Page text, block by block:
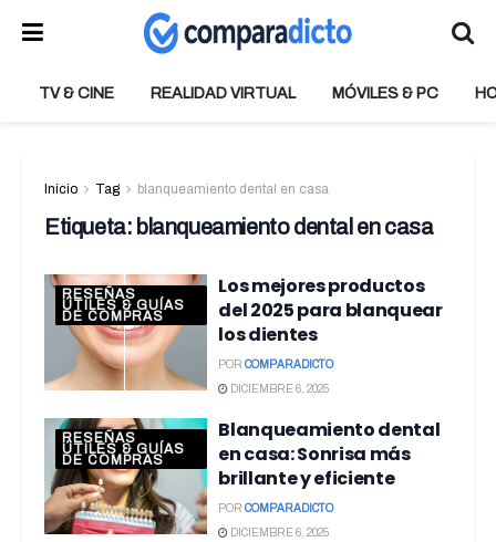
TV & CINE REALIDAD VIRTUAL MÓVILES & PC
Inicio Tag blanqueamiento dental en casa
Etiqueta: blanqueamiento dental en casa
RESEÑAS
ÚTILES & GUÍAS
DE COMPRAS
Los mejores productos
del 2025 para blanquear
los dientes
POR COMPARADICTO
DICIEMBRE 6, 2025
RESEÑAS
ÚTILES & GUÍAS
DE COMPRAS
Blanqueamiento dental
en casa: Sonrisa más
brillante y eficiente
POR COMPARADICTO
DICIEMBRE 6, 2025